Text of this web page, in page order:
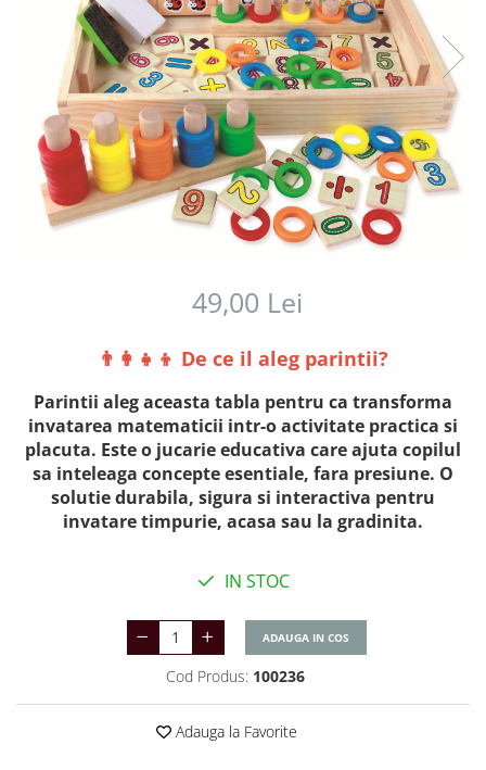
49,00 Lei
👨‍👩‍👧‍👦 De ce il aleg parintii?
Parintii aleg aceasta tabla pentru ca transforma
invatarea matematicii intr-o activitate practica si
placuta. Este o jucarie educativa care ajuta copilul
sa inteleaga concepte esentiale, fara presiune. O
solutie durabila, sigura si interactiva pentru
invatare timpurie, acasa sau la gradinita.
IN STOC
ADAUGA IN COS
Cod Produs: 100236
Adauga la Favorite